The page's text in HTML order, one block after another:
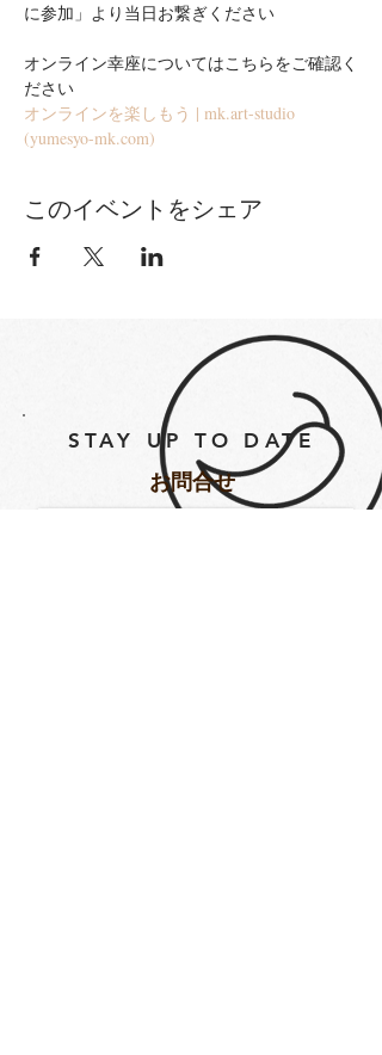
に参加」より当日お繋ぎください
オンライン幸座についてはこちらをご確認く
ださい
オンラインを楽しもう | mk.art-studio
(yumesyo-mk.com)
このイベントをシェア
STAY UP TO DATE
​お問合せ